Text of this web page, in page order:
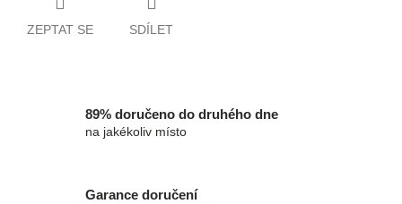
ZEPTAT SE SDÍLET
89% doručeno do druhého dne
na jakékoliv místo
Garance doručení